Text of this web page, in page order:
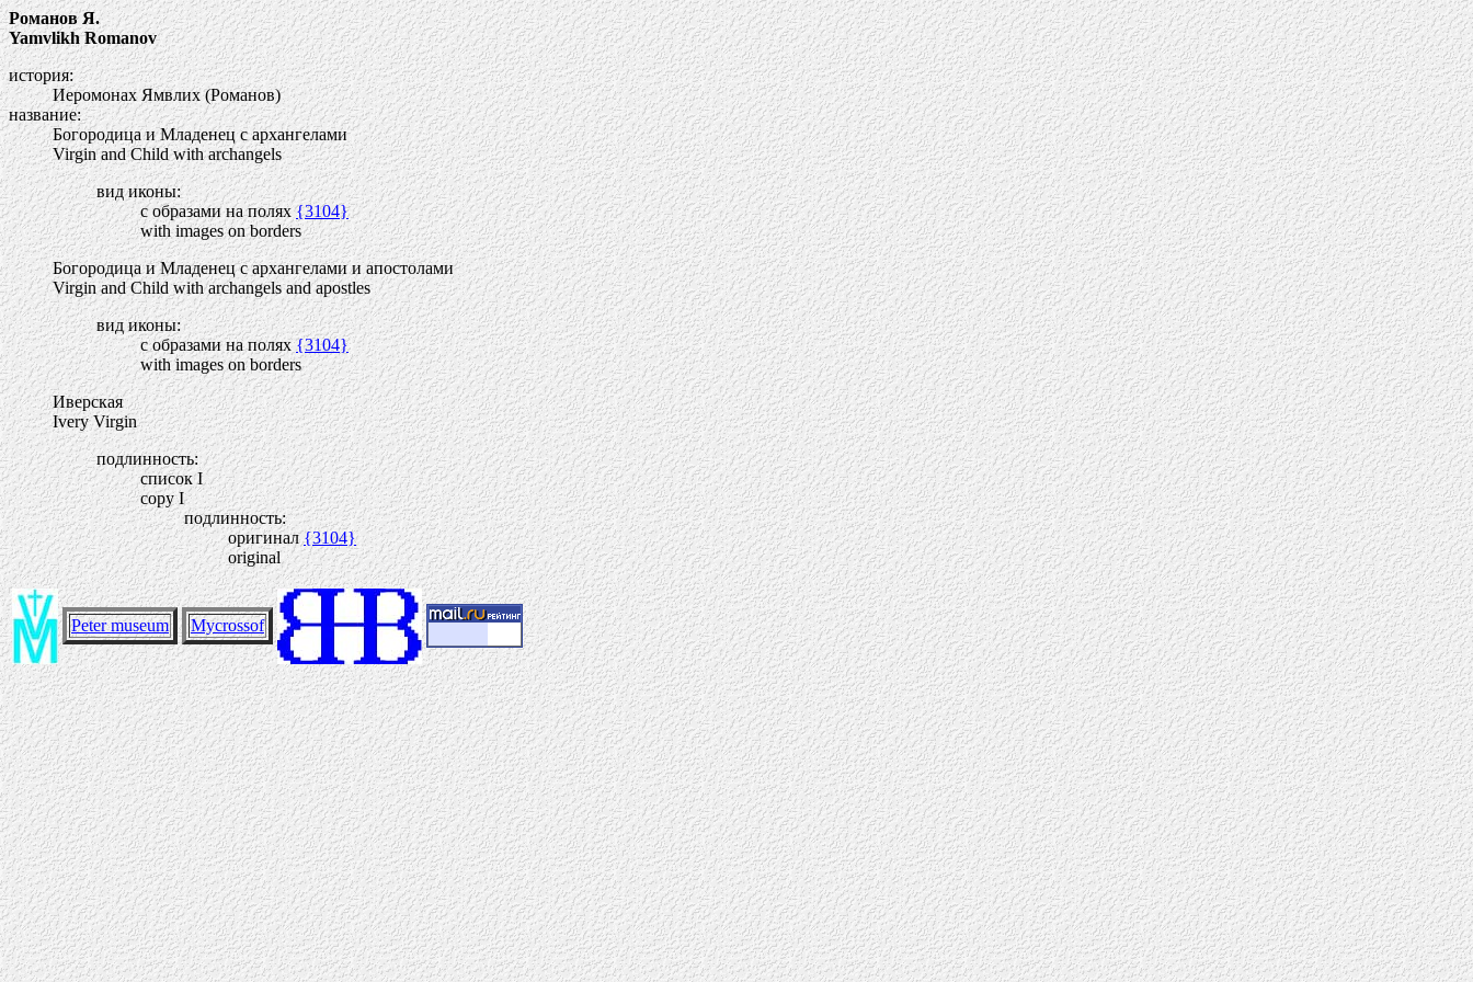
Романов Я.
Yamvlikh Romanov
история:
Иеромонах Ямвлих (Романов)
название:
Богородица и Младенец с архангелами
Virgin and Child with archangels
вид иконы:
с образами на полях{3104}
with images on borders
Богородица и Младенец с архангелами и апостолами
Virgin and Child with archangels and apostles
вид иконы:
с образами на полях{3104}
with images on borders
Иверская
Ivery Virgin
подлинность:
список I
copy I
подлинность:
оригинал{3104}
original
Peter museum Mycrossof